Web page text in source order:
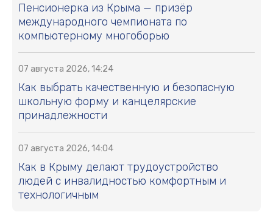
Пенсионерка из Крыма — призёр
международного чемпионата по
компьютерному многоборью
07 августа 2026, 14:24
Как выбрать качественную и безопасную
школьную форму и канцелярские
принадлежности
07 августа 2026, 14:04
Как в Крыму делают трудоустройство
людей с инвалидностью комфортным и
технологичным